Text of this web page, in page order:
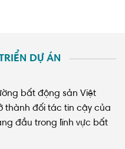
DỰ ÁN
bất động sản Việt
thành đối tác tin cậy của
đầu trong lĩnh vực bất